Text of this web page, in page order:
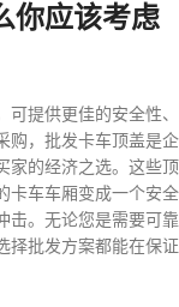
你应该考虑
提供更佳的安全性、
购，批发卡车顶盖是企
家的经济之选。这些顶
卡车车厢变成一个安全
击。无论您是需要可靠
择批发方案都能在保证